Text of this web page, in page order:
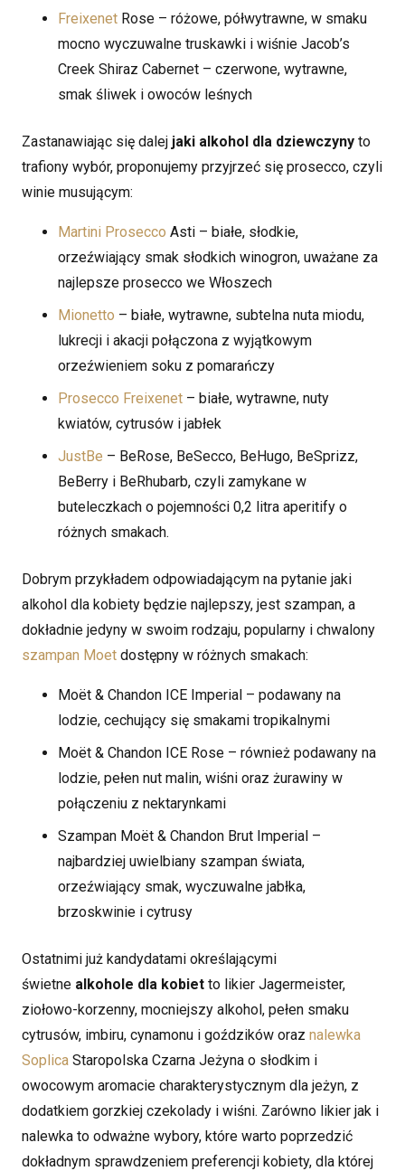
Freixenet Rose – różowe, półwytrawne, w smaku
mocno wyczuwalne truskawki i wiśnie Jacob’s
Creek Shiraz Cabernet – czerwone, wytrawne,
smak śliwek i owoców leśnych
Zastanawiając się dalej jaki alkohol dla dziewczyny to
trafiony wybór, proponujemy przyjrzeć się prosecco, czyli
winie musującym:
Martini Prosecco Asti – białe, słodkie,
orzeźwiający smak słodkich winogron, uważane za
najlepsze prosecco we Włoszech
Mionetto – białe, wytrawne, subtelna nuta miodu,
lukrecji i akacji połączona z wyjątkowym
orzeźwieniem soku z pomarańczy
Prosecco Freixenet – białe, wytrawne, nuty
kwiatów, cytrusów i jabłek
JustBe – BeRose, BeSecco, BeHugo, BeSprizz,
BeBerry i BeRhubarb, czyli zamykane w
buteleczkach o pojemności 0,2 litra aperitify o
różnych smakach.
Dobrym przykładem odpowiadającym na pytanie jaki
alkohol dla kobiety będzie najlepszy, jest szampan, a
dokładnie jedyny w swoim rodzaju, popularny i chwalony
szampan Moet dostępny w różnych smakach:
Moët & Chandon ICE Imperial – podawany na
lodzie, cechujący się smakami tropikalnymi
Moët & Chandon ICE Rose – również podawany na
lodzie, pełen nut malin, wiśni oraz żurawiny w
połączeniu z nektarynkami
Szampan Moët & Chandon Brut Imperial –
najbardziej uwielbiany szampan świata,
orzeźwiający smak, wyczuwalne jabłka,
brzoskwinie i cytrusy
Ostatnimi już kandydatami określającymi
świetne alkohole dla kobiet to likier Jagermeister,
ziołowo-korzenny, mocniejszy alkohol, pełen smaku
cytrusów, imbiru, cynamonu i goździków oraz nalewka
Soplica Staropolska Czarna Jeżyna o słodkim i
owocowym aromacie charakterystycznym dla jeżyn, z
dodatkiem gorzkiej czekolady i wiśni. Zarówno likier jak i
nalewka to odważne wybory, które warto poprzedzić
dokładnym sprawdzeniem preferencji kobiety, dla której